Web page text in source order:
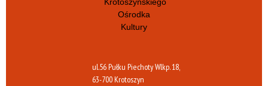
ul.56 Pułku Piechoty Wlkp. 18,
63-700 Krotoszyn